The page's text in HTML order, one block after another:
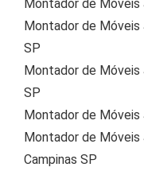
Montador de Móveis
Montador de Móveis
SP
Montador de Móveis
SP
Montador de Móveis
Montador de Móveis
Campinas SP